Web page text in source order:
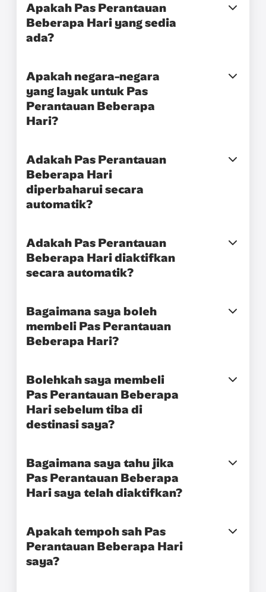
Apakah Pas Perantauan
Beberapa Hari yang sedia
ada?
Apakah negara-negara
yang layak untuk Pas
Perantauan Beberapa
Hari?
Adakah Pas Perantauan
Beberapa Hari
diperbaharui secara
automatik?
Adakah Pas Perantauan
Beberapa Hari diaktifkan
secara automatik?
Bagaimana saya boleh
membeli Pas Perantauan
Beberapa Hari?
Bolehkah saya membeli
Pas Perantauan Beberapa
Hari sebelum tiba di
destinasi saya?
Bagaimana saya tahu jika
Pas Perantauan Beberapa
Hari saya telah diaktifkan?
Apakah tempoh sah Pas
Perantauan Beberapa Hari
saya?